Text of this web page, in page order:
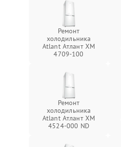
Ремонт
холодильника
Atlant Атлант XM
4709-100
Ремонт
холодильника
Atlant Атлант ХМ
4524-000 ND